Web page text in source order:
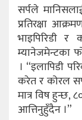
सर्पले
प्रतिरक्षा
भाइपिरिडी र
म्यानेजमेन्टका
। “इलापिडी
करेत र कोरल
मात्र विष हुन्छ,
आत्तिनुहुँदैन ।”